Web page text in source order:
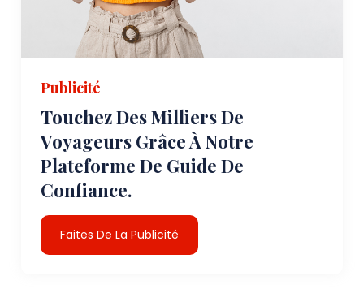
Publicité
Touchez Des Milliers De
Voyageurs Grâce À Notre
Plateforme De Guide De
Confiance.
Faites De La Publicité